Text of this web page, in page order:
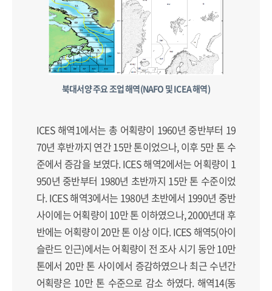
북대서양 주요 조업 해역(NAFO 및 ICEA 해역)
ICES 해역1에서는 총 어획량이 1960년 중반부터 19
70년 후반까지 연간 15만 톤이었으나, 이후 5만 톤 수
준에서 증감을 보였다. ICES 해역2에서는 어획량이 1
950년 중반부터 1980년 초반까지 15만 톤 수준이었
다. ICES 해역3에서는 1980년 초반에서 1990년 중반
사이에는 어획량이 10만 톤 이하였으나, 2000년대 후
반에는 어획량이 20만 톤 이상 이다. ICES 해역5(아이
슬란드 인근)에서는 어획량이 전 조사 시기 동안 10만
톤에서 20만 톤 사이에서 증감하였으나 최근 수년간
어획량은 10만 톤 수준으로 감소 하였다. 해역14(동